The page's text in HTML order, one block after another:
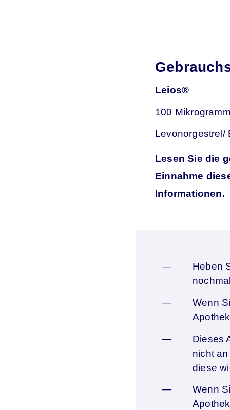
Leios®
100
Levonorgestrel/
Lesen Sie die
Einnahme
Informationen.
Heben
Wenn
Dieses
nicht
diese
Wenn